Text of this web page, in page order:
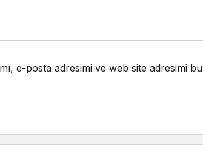
e-posta adresimi ve web site adresimi bu